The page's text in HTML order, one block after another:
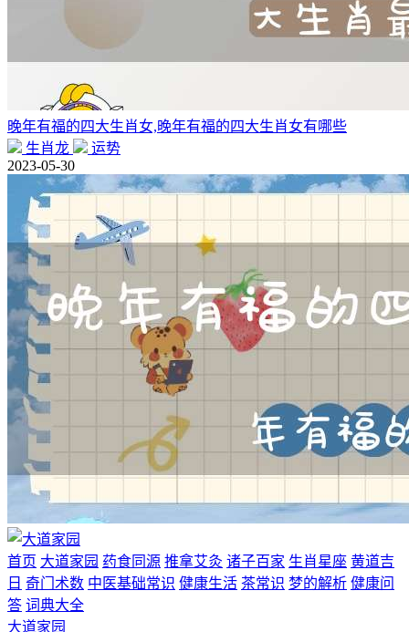
晚年有福的四大生肖女,晚年有福的四大生肖女有哪些
生肖龙
运势
2023-05-30
首页 大道家园 药食同源 推拿艾灸 诸子百家 生肖星座 黄道吉
日 奇门术数 中医基础常识 健康生活 茶常识 梦的解析 健康问
答 词典大全
大道家园